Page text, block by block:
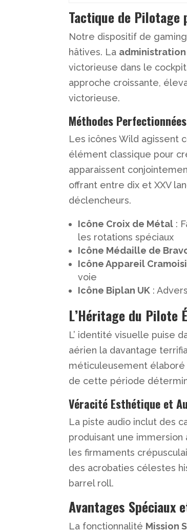
Tactique de Pilotage
Notre dispositif de
hâtives. La
victorieuse dans le
approche croissante,
victorieuse.
Méthodes
Les icônes Wild agissent
élément classique pour
apparaissent
offrant entre dix et XXV
déclencheurs.
Icône Croix de Métal :
les rotations spéciaux
Icône Médaille de
Icône Appareil Cramoisi
voie
Icône Biplan UK :
L’Héritage du Pilote
L’ identité visuelle puise
aérien la davantage
méticuleusement élaboré
de cette période
Véracité Esthétique et
La piste audio inclut des
produisant une
les firmaments
des acrobaties célestes
barrel roll.
Avantages Spéciaux
La fonctionnalité Mission